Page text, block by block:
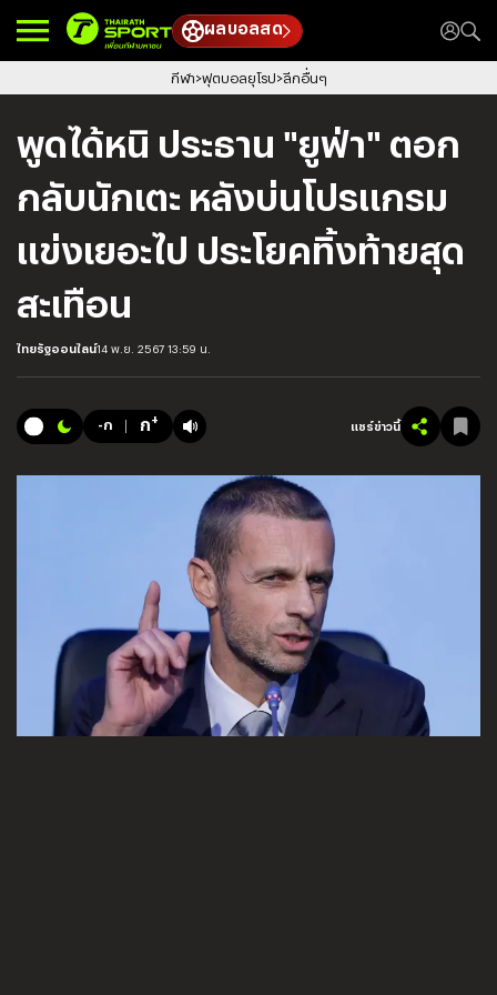
ผลบอลสด
กีฬา ฟุตบอลยุโรป ลีกอื่นๆ
พูดได้หนิ ประธาน "ยูฟ่า" ตอก
กลับนักเตะ หลังบ่นโปรแกรม
แข่งเยอะไป ประโยคทิ้งท้ายสุด
สะเทือน
ไทยรัฐออนไลน์14 พ.ย. 2567 13:59 น.
-ก ก+ แชร์ข่าวนี้